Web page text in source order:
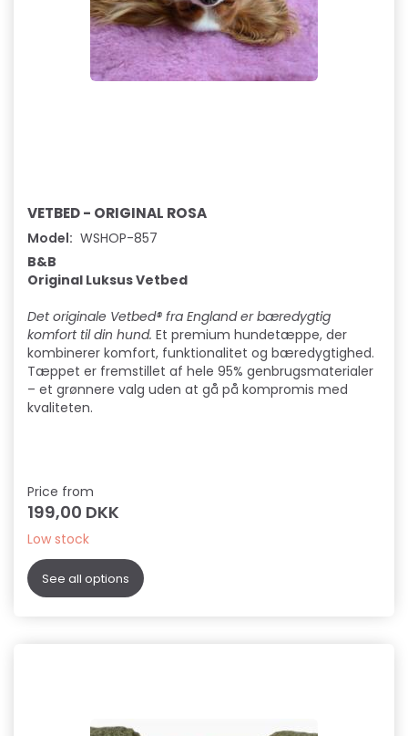
VETBED - ORIGINAL ROSA
Model: WSHOP-857
B&B
Original Luksus Vetbed
Det originale Vetbed® fra England er bæredygtig
komfort til din hund. Et premium hundetæppe, der
kombinerer komfort, funktionalitet og bæredygtighed.
Tæppet er fremstillet af hele 95% genbrugsmaterialer
– et grønnere valg uden at gå på kompromis med
kvaliteten.
Price from
199,00 DKK
Low stock
See all options